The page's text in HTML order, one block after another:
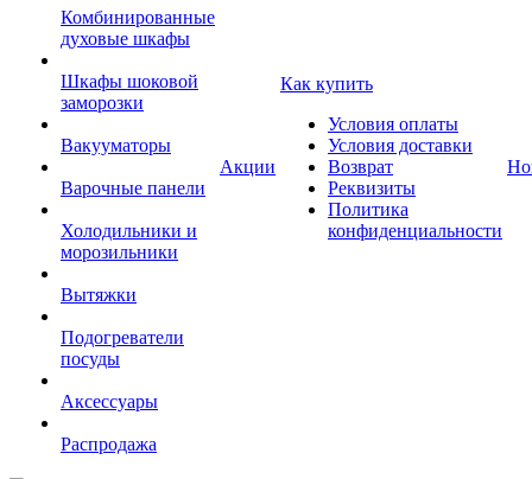
Комбинированные
духовые шкафы
Шкафы шоковой
заморозки
Вакууматоры
Варочные панели
Холодильники и
морозильники
Вытяжки
Подогреватели
посуды
Аксессуары
Распродажа
Акции
Как купить
Условия оплаты
Условия доставки
Возврат
Реквизиты
Политика
конфиденциальности